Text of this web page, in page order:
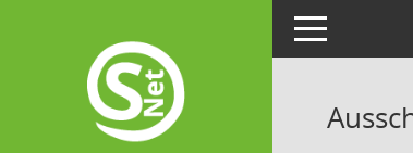
Toggle navigation